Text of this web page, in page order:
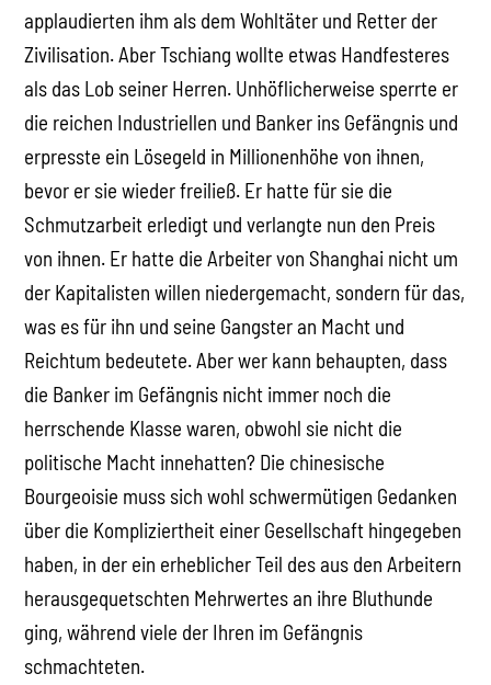
applaudierten ihm als dem Wohltäter und Retter der
Zivilisation. Aber Tschiang wollte etwas Handfesteres
als das Lob seiner Herren. Unhöflicherweise sperrte er
die reichen Industriellen und Banker ins Gefängnis und
erpresste ein Lösegeld in Millionenhöhe von ihnen,
bevor er sie wieder freiließ. Er hatte für sie die
Schmutzarbeit erledigt und verlangte nun den Preis
von ihnen. Er hatte die Arbeiter von Shanghai nicht um
der Kapitalisten willen niedergemacht, sondern für das,
was es für ihn und seine Gangster an Macht und
Reichtum bedeutete. Aber wer kann behaupten, dass
die Banker im Gefängnis nicht immer noch die
herrschende Klasse waren, obwohl sie nicht die
politische Macht innehatten? Die chinesische
Bourgeoisie muss sich wohl schwermütigen Gedanken
über die Kompliziertheit einer Gesellschaft hingegeben
haben, in der ein erheblicher Teil des aus den Arbeitern
herausgequetschten Mehrwertes an ihre Bluthunde
ging, während viele der Ihren im Gefängnis
schmachteten.